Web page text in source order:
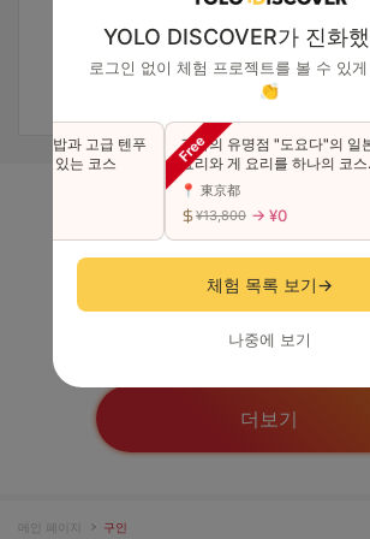
YOLO DISCOVER가 진화
로그인 없이 체험 프로젝트를 볼 수 있
👏
급 초밥과 고급 텐푸
길 수 있는 코스
긴자의 유명점 "도요다"의 일본
요리와 게 요리를 하나의 코스에
서 사치스럽게 맛본다（동반 가
능）
📍 東京都
¥13,800 → ¥0
체험 목록 보기→
나중에 보기
모니터
더보기
메인 페이지 구인